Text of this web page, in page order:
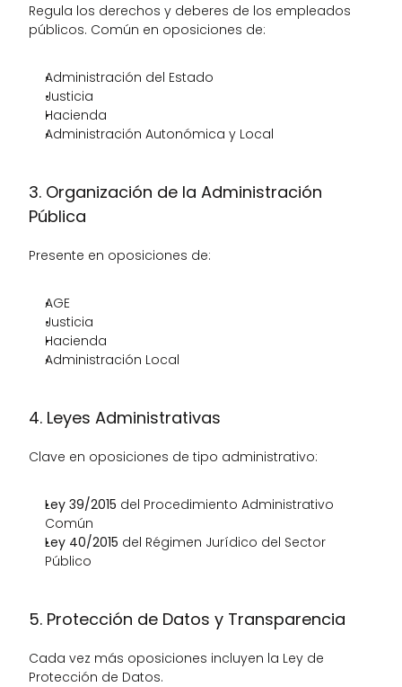
Regula los derechos y deberes de los empleados
públicos. Común en oposiciones de:
Administración del Estado
Justicia
Hacienda
Administración Autonómica y Local
3. Organización de la Administración
Pública
Presente en oposiciones de:
AGE
Justicia
Hacienda
Administración Local
4. Leyes Administrativas
Clave en oposiciones de tipo administrativo:
Ley 39/2015 del Procedimiento Administrativo
Común
Ley 40/2015 del Régimen Jurídico del Sector
Público
5. Protección de Datos y Transparencia
Cada vez más oposiciones incluyen la Ley de
Protección de Datos.